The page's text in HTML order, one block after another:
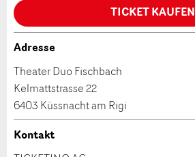
Nachricht
* Eingabe erforderlich
ANZEIGE WEITEREMPFEHLEN
Schliessen
Firma / Organisation:
Strasse und Nr. *:
TICKET KAUFEN
Adresse
Theater Duo Fischbach
Kelmattstrasse 22
6403 Küssnacht am Rigi
Kontakt